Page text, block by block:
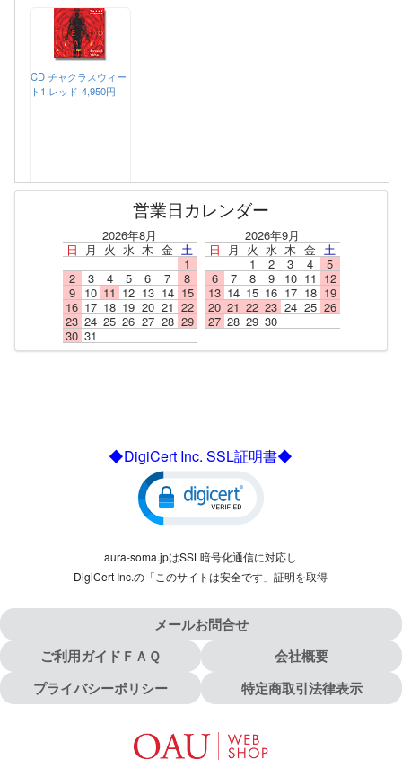
CD チャクラスウィー
ト1 レッド 4,950円
営業日カレンダー
2026年8月
日
月 火 水 木 金 土
1
2
3 4 5 6 7
8
9
10 11 12 13 14 15
16 17 18 19 20 21 22
23 24 25 26 27 28 29
30 31
2026年9月
日
月 火 水 木 金 土
1
2 3 4
5
6
7 8 9 10 11 12
13 14 15 16 17 18 19
20 21 22 23 24 25 26
27 28 29 30
◆DigiCert Inc. SSL証明書◆
aura-soma.jpはSSL暗号化通信に対応し
DigiCert Inc.の「このサイトは安全です」証明を取得
メールお問合せ
ご利用ガイドＦＡＱ
会社概要
プライバシーポリシー
特定商取引法律表示